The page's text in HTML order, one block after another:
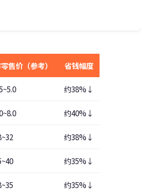
售价（参考） 省钱幅度
约38%↓
约40%↓
约38%↓
约35%↓
约35%↓